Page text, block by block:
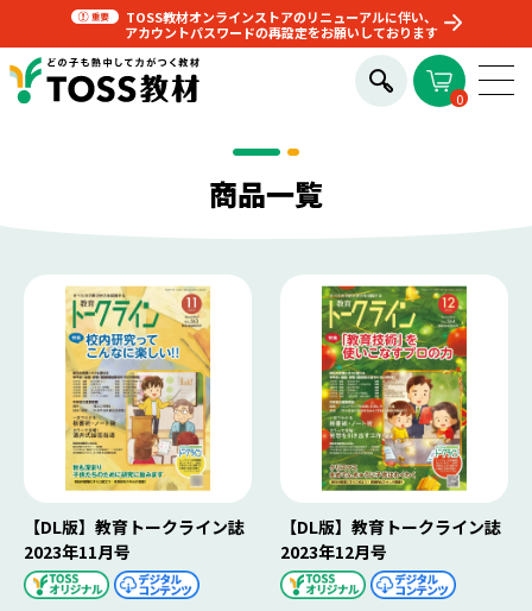
TOSS教材オンラインストアのリニューアルに伴い、
アカウントパスワードの再設定をお願いしております
0
商品一覧
【DL版】教育トークライン誌
2023年11月号
【DL版】教育トークライン誌
2023年12月号